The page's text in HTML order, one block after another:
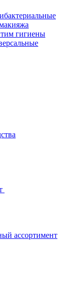
гигиены
ассортимент